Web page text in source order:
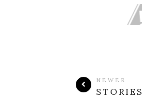
NEWER
STORIES